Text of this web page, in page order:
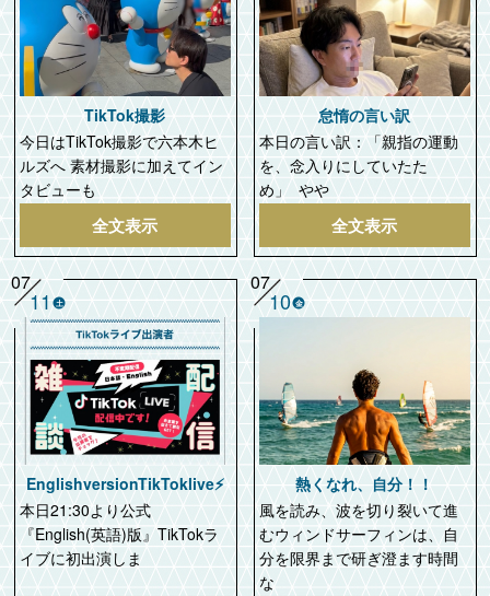
TikTok撮影
今日はTikTok撮影で六本木ヒ
ルズへ 素材撮影に加えてイン
タビューも
全文表示
怠惰の言い訳
本日の言い訳：「親指の運動
を、念入りにしていたた
め」 やや
全文表示
EnglishversionTikToklive⚡️
本日21:30より公式
『English(英語)版』TikTokラ
イブに初出演しま
07
11 土
熱くなれ、自分！！
風を読み、波を切り裂いて進
むウィンドサーフィンは、自
分を限界まで研ぎ澄ます時間
な
07
10 金